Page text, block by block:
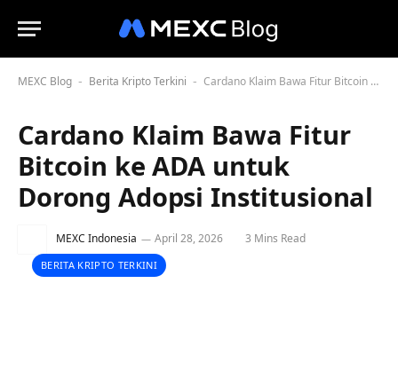
MEXC Blog - Berita Kripto Terkini - Cardano Klaim Bawa Fitur Bitcoin ke ADA untuk Dorong Adopsi Institusional
Cardano Klaim Bawa Fitur
Bitcoin ke ADA untuk
Dorong Adopsi Institusional
MEXC Indonesia April 28, 2026 3 Mins Read
BERITA KRIPTO TERKINI